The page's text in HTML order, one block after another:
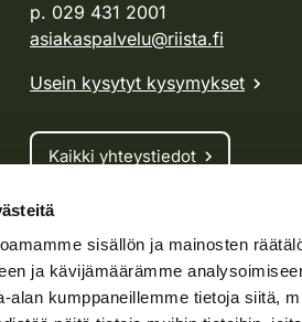
sisällön ja mainosten
ja kävijämäärämme
alan kumppaneillemme tietoja siitä,
p. 029 431 2001
asiakaspalvelu@riista.fi
Usein kysytyt kysymykset
Kaikki yhteystiedot
Metsästyskortti-asiat
Oma riista -asiat
Lupa-asiat